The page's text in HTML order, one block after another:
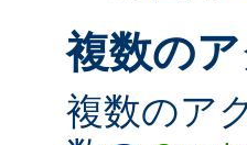
複数の
複数のア